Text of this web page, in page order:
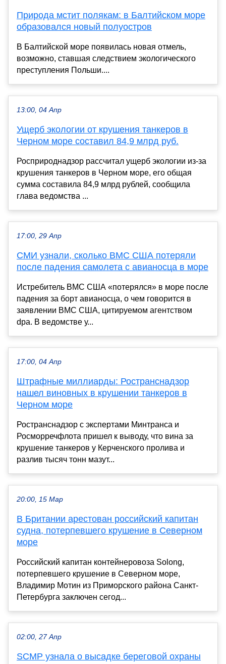
Природа мстит полякам: в Балтийском море
образовался новый полуостров
В Балтийской море появилась новая отмель,
возможно, ставшая следствием экологического
преступления Польши....
13:00, 04 Апр
Ущерб экологии от крушения танкеров в
Черном море составил 84,9 млрд руб.
Росприроднадзор рассчитал ущерб экологии из-за
крушения танкеров в Черном море, его общая
сумма составила 84,9 млрд рублей, сообщила
глава ведомства ...
17:00, 29 Апр
СМИ узнали, сколько ВМС США потеряли
после падения самолета с авианосца в море
Истребитель ВМС США «потерялся» в море после
падения за борт авианосца, о чем говорится в
заявлении ВМС США, цитируемом агентством
dpa. В ведомстве у...
17:00, 04 Апр
Штрафные миллиарды: Ространснадзор
нашел виновных в крушении танкеров в
Черном море
Ространснадзор с экспертами Минтранса и
Росморречфлота пришел к выводу, что вина за
крушение танкеров у Керченского пролива и
разлив тысяч тонн мазут...
20:00, 15 Мар
В Британии арестован российский капитан
судна, потерпевшего крушение в Северном
море
Российский капитан контейнеровоза Solong,
потерпевшего крушение в Северном море,
Владимир Мотин из Приморского района Санкт-
Петербурга заключен сегод...
02:00, 27 Апр
SCMP узнала о высадке береговой охраны